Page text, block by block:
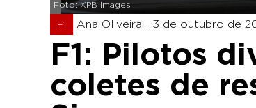
Foto: XPB Images
F1 Ana Oliveira | 3 de outubro de
F1: Pilotos
coletes de